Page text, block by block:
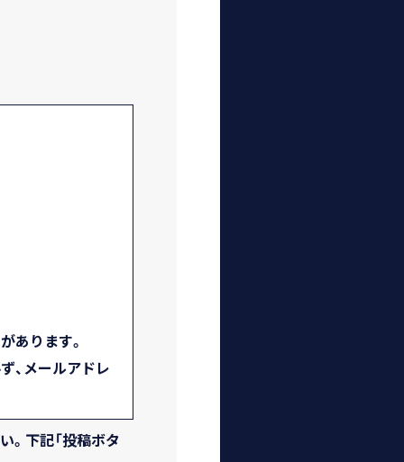
あります。
、メールアドレ
。下記「投稿ボタ